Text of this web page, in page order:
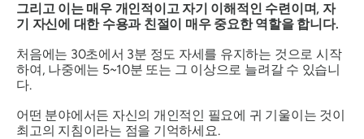
그리고 이는 매우 개인적이고 자기 이해적인 수련이며, 자
기 자신에 대한 수용과 친절이 매우 중요한 역할을 합니다.
처음에는 30초에서 3분 정도 자세를 유지하는 것으로 시작
하여, 나중에는 5~10분 또는 그 이상으로 늘려갈 수 있습니
다.
어떤 분야에서든 자신의 개인적인 필요에 귀 기울이는 것이
최고의 지침이라는 점을 기억하세요.